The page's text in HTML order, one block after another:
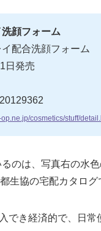
顔フォーム
配合洗顔フォーム
日発売
op.ne.jp/cosmetics/stuff/
のは、写真右の水
生協の宅配カタログ
でき経済的で、日常